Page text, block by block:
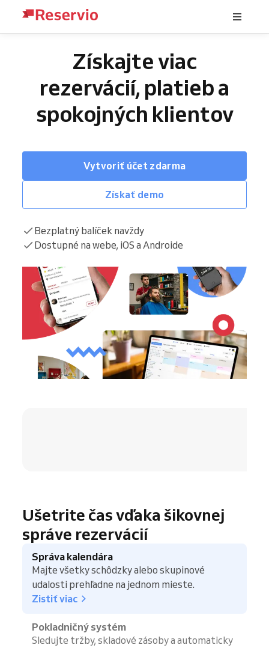
Získajte viac
rezervácií, platieb a
spokojných klientov
Vytvoriť účet zdarma
Získať demo
Bezplatný balíček navždy
Dostupné na webe, iOS a Androide
Ušetrite čas vďaka šikovnej
správe rezervácií
Správa kalendára
Majte všetky schôdzky alebo skupinové
udalosti prehľadne na jednom mieste.
Zistiť viac
Pokladničný systém
Sledujte tržby, skladové zásoby a automaticky